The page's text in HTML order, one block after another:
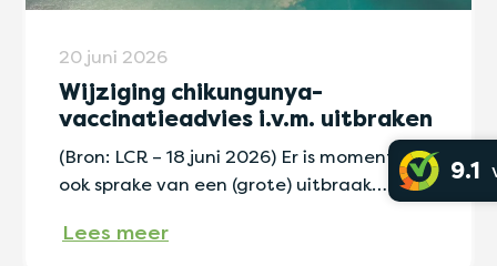
20 juni 2026
Wijziging chikungunya-
vaccinatieadvies i.v.m. uitbraken
(Bron: LCR – 18 juni 2026) Er is momenteel
ook sprake van een (grote) uitbraak…
Lees meer
9.1